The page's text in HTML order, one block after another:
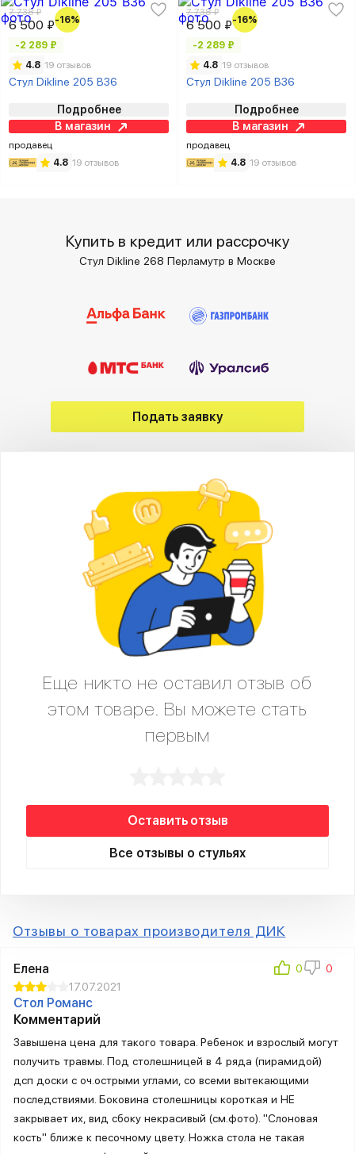
7 738 ₽
6 500 ₽-16%
-2 289 ₽
4.8 19 отзывов
Стул Dikline 205 B36
Подробнее
В магазин
продавец
4.8 19 отзывов
7 738 ₽
6 500 ₽-16%
-2 289 ₽
4.8 19 отзывов
Стул Dikline 205 B36
Подробнее
В магазин
продавец
4.8 19 отзывов
Купить в кредит или рассрочку
Стул Dikline 268 Перламутр в Москве
Подать заявку
Еще никто не оставил отзыв об
этом товаре. Вы можете стать
первым
Оставить отзыв
Все отзывы о стульях
Отзывы о товарах производителя ДИК
Елена
17.07.2021
Стол Романс
Комментарий
Завышена цена для такого товара. Ребенок и взрослый могут
получить травмы. Под столешницей в 4 ряда (пирамидой)
дсп доски с оч.острыми углами, со всеми вытекающими
последствиями. Боковина столешницы короткая и НЕ
закрывает их, вид сбоку некрасивый (см.фото). "Слоновая
кость" ближе к песочному цвету. Ножка стола не такая